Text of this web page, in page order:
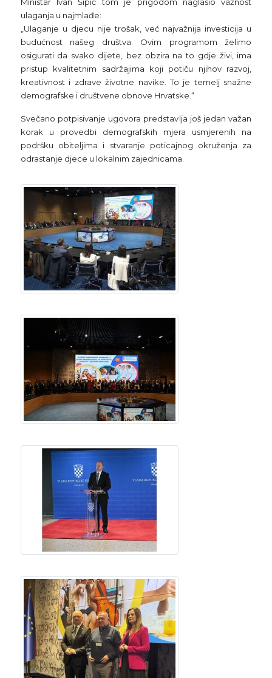
ulaganja u najmlađe:
„Ulaganje u djecu nije trošak, već najvažnija investicija u
budućnost našeg društva. Ovim programom želimo
osigurati da svako dijete, bez obzira na to gdje živi, ima
pristup kvalitetnim sadržajima koji potiču njihov razvoj,
kreativnost i zdrave životne navike. To je temelj snažne
demografske i društvene obnove Hrvatske.“
Svečano potpisivanje ugovora predstavlja još jedan važan
korak u provedbi demografskih mjera usmjerenih na
podršku obiteljima i stvaranje poticajnog okruženja za
odrastanje djece u lokalnim zajednicama.